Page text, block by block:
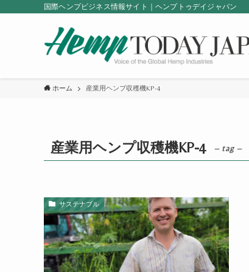
国際ヘンプビジネス情報サイト｜ヘンプトゥデイジャパン
ホーム 産業用ヘンプ収穫機KP-4
産業用ヘンプ収穫機KP-4 – tag –
サステナブル